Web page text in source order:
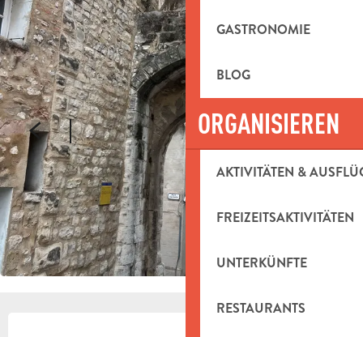
GASTRONOMIE
BLOG
ORGANISIEREN
AKTIVITÄTEN &
FREIZEITSAKTIVITÄTEN
UNTERKÜNFTE
RESTAURANTS